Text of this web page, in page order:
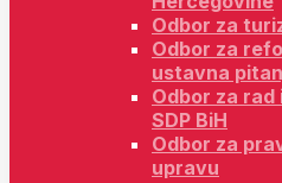
Odbor za
Odbor za
ustavna
Odbor za
SDP BiH
Odbor za
upravu